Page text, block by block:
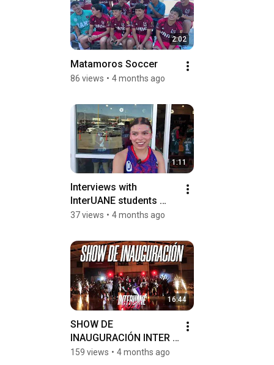
2:02
Matamoros Soccer
86 views • 4 months ago
1:11
Interviews with
InterUANE students
2026
37 views • 4 months ago
16:44
SHOW DE
INAUGURACIÓN INTER
UANE 2026
159 views • 4 months ago